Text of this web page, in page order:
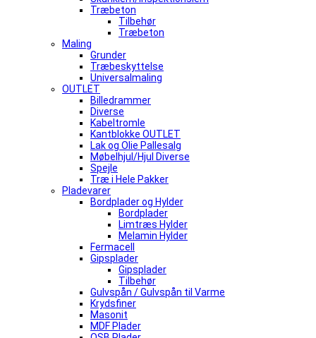
Træbeton
Tilbehør
Træbeton
Maling
Grunder
Træbeskyttelse
Universalmaling
OUTLET
Billedrammer
Diverse
Kabeltromle
Kantblokke OUTLET
Lak og Olie Pallesalg
Møbelhjul/Hjul Diverse
Spejle
Træ i Hele Pakker
Pladevarer
Bordplader og Hylder
Bordplader
Limtræs Hylder
Melamin Hylder
Fermacell
Gipsplader
Gipsplader
Tilbehør
Gulvspån / Gulvspån til Varme
Krydsfiner
Masonit
MDF Plader